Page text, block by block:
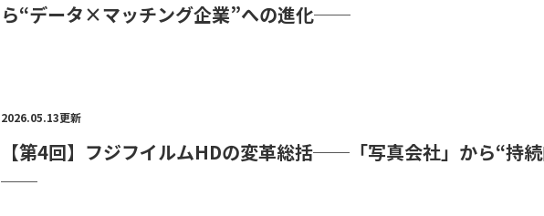
ら“データ×マッチング企業”への進化──
2026.05.13更新
【第4回】フジフイルムHDの変革総括──「写真会社」から“持
──